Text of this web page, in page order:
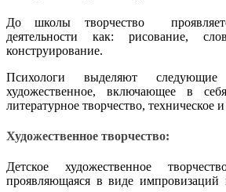
До школы творчество
деятельности как: рисование,
конструирование.
Психологи выделяют
художественное, включающее в
литературное творчество, техническое
Художественное творчество:
Детское художественное
проявляющаяся в виде импровизаций